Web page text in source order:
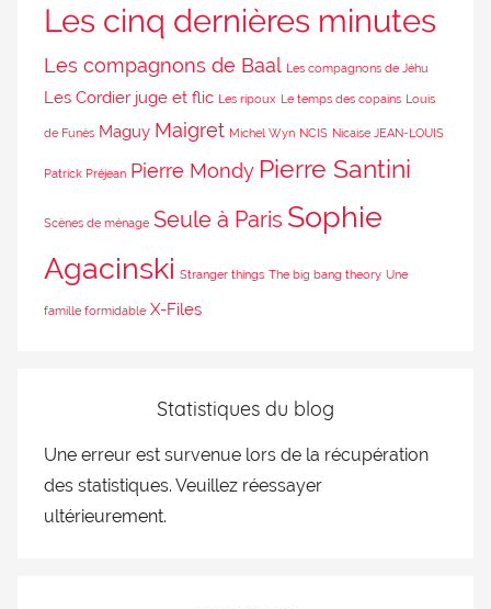
Les cinq dernières minutes
Les compagnons de Baal Les compagnons de Jéhu
Les Cordier juge et flic Les ripoux Le temps des copains Louis
de Funès Maguy Maigret Michel Wyn NCIS Nicaise JEAN-LOUIS
Patrick Préjean Pierre Mondy Pierre Santini
Scènes de ménage Seule à Paris Sophie
Agacinski Stranger things The big bang theory Une
famille formidable X-Files
Statistiques du blog
Une erreur est survenue lors de la récupération
des statistiques. Veuillez réessayer
ultérieurement.